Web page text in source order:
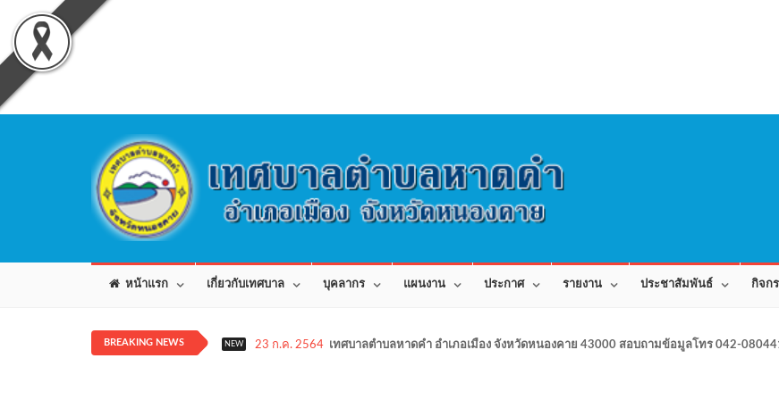
หน้าแรก เกี่ยวกับเทศบาล บุคลากร แผนงาน ประกาศ รายงาน ประชาสัมพันธ์ กิจก
BREAKING NEWS NEW 23 ก.ค. 2564 เทศบาลตำบลหาดคำ อำเภอเมือง จังหวัดหนองคาย 43000 สอบถามข้อมูลโทร 042-